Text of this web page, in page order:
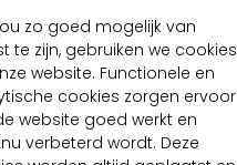
zo goed mogelijk van
te zijn, gebruiken we cookies
website. Functionele en
cookies zorgen ervoor
website goed werkt en
verbeterd wordt. Deze